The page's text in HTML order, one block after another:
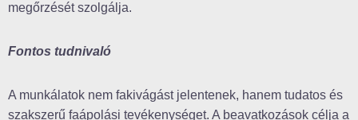
megőrzését szolgálja.
Fontos tudnivaló
A munkálatok nem fakivágást jelentenek, hanem tudatos és
szakszerű faápolási tevékenységet. A beavatkozások célja a